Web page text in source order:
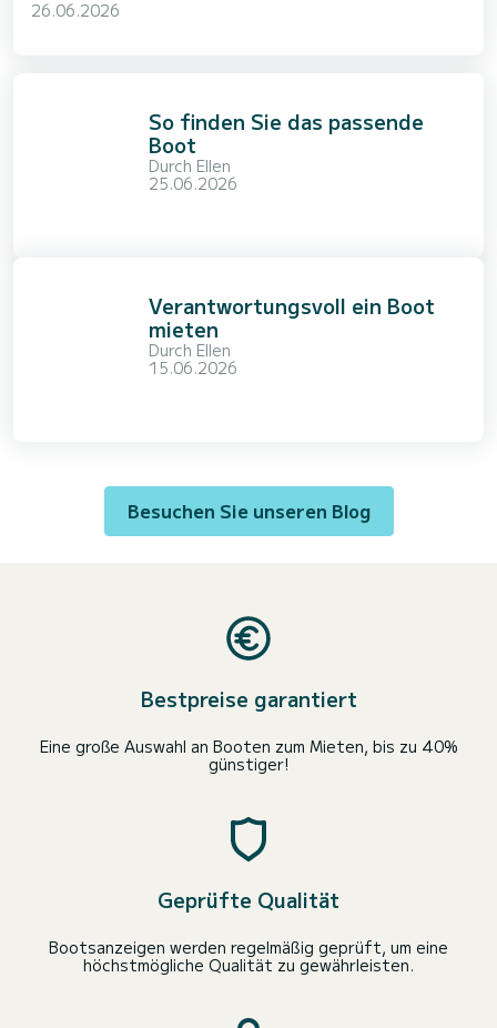
26.06.2026
So finden Sie das passende
Boot
Durch Ellen
25.06.2026
Verantwortungsvoll ein Boot
mieten
Durch Ellen
15.06.2026
Besuchen Sie unseren Blog
Bestpreise garantiert
Eine große Auswahl an Booten zum Mieten, bis zu 40%
günstiger!
Geprüfte Qualität
Bootsanzeigen werden regelmäßig geprüft, um eine
höchstmögliche Qualität zu gewährleisten.